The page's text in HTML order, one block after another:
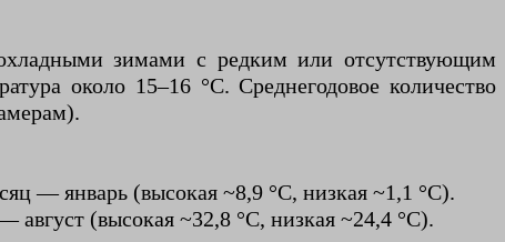
зимами с редким или отсутствующим
около 15–16 °C. Среднегодовое количество
— январь (высокая ~8,9 °C, низкая ~1,1 °C).
(высокая ~32,8 °C, низкая ~24,4 °C).